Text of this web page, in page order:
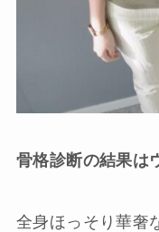
骨格診断の結果は
全身ほっそり華奢